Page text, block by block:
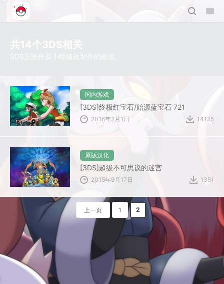
国内游戏
[3DS]终极红宝石/始源蓝宝石 721
2016年2月1日 14125
原版汉化
[3DS]超级不可思议的迷宫
2015年9月17日 1351
上一页 1 2